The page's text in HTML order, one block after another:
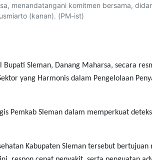
menandatangani komitmen bersama,
(kanan). (PM-ist)
Bupati Sleman, Danang Maharsa, secara
yang Harmonis dalam Pengelolaan
Pemkab Sleman dalam memperkuat
Kabupaten Sleman tersebut